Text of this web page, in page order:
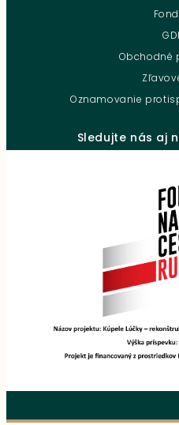
Obchodné
Oznamovanie
Sledujte nás aj